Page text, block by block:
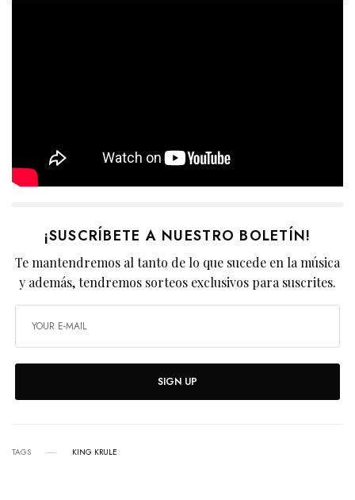
¡SUSCRÍBETE A NUESTRO BOLETÍN!
Te mantendremos al tanto de lo que sucede en la música
y además, tendremos sorteos exclusivos para suscrites.
SIGN UP
TAGS KING KRULE